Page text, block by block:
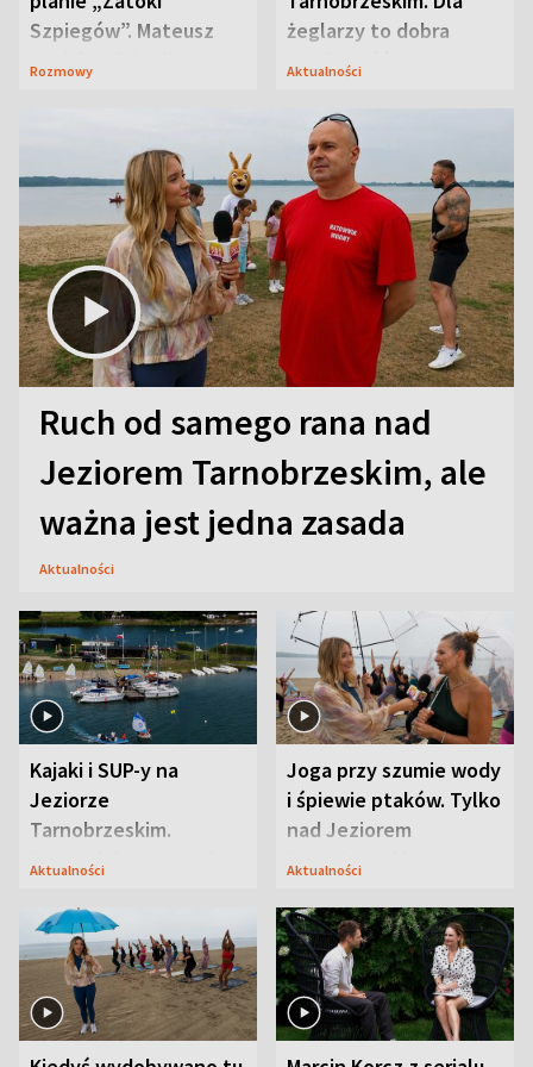
Szpiegów”. Mateusz
Janicki odsłonił
Rozmowy
żeglarzy to dobra
wiadomość
Aktualności
Ruch od samego rana nad
Jeziorem Tarnobrzeskim, ale
ważna jest jedna zasada
Aktualności
Kajaki i SUP-y na
Jeziorze
Tarnobrzeskim.
Przyrodnicy zwracają
Aktualności
Joga przy szumie wody
i śpiewie ptaków. Tylko
nad Jeziorem
Tarnobrzeskim
Aktualności